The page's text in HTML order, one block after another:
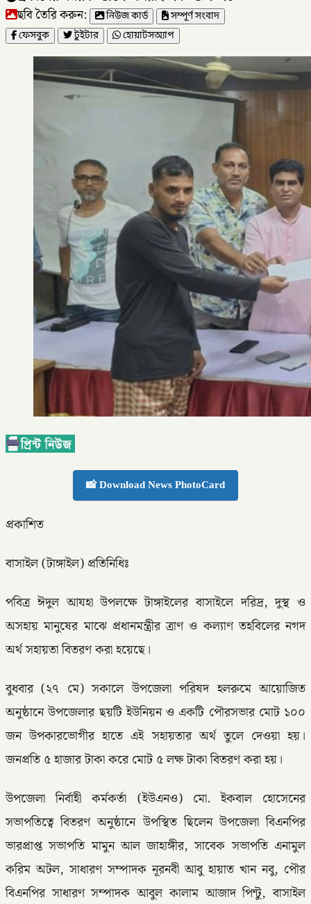
ছবি তৈরি করুন: নিউজ কার্ড
সম্পূর্ণ সংবাদ
ফেসবুক
টুইটার হোয়াটসঅ্যাপ
📸 Download News PhotoCard
প্রকাশিত
বাসাইল (টাঙ্গাইল) প্রতিনিধিঃ
পবিত্র ঈদুল আযহা উপলক্ষে টাঙ্গাইলের বাসাইলে দরিদ্র, দুস্থ ও
অসহায় মানুষের মাঝে প্রধানমন্ত্রীর ত্রাণ ও কল্যাণ তহবিলের নগদ
অর্থ সহায়তা বিতরণ করা হয়েছে।
​বুধবার (২৭ মে) সকালে উপজেলা পরিষদ হলরুমে আয়োজিত
অনুষ্ঠানে উপজেলার ছয়টি ইউনিয়ন ও একটি পৌরসভার মোট ১০০
জন উপকারভোগীর হাতে এই সহায়তার অর্থ তুলে দেওয়া হয়।
জনপ্রতি ৫ হাজার টাকা করে মোট ৫ লক্ষ টাকা বিতরণ করা হয়।
​উপজেলা নির্বাহী কর্মকর্তা (ইউএনও) মো. ইকবাল হোসেনের
সভাপতিত্বে বিতরণ অনুষ্ঠানে উপস্থিত ছিলেন উপজেলা বিএনপির
ভারপ্রাপ্ত সভাপতি মামুন আল জাহাঙ্গীর, সাবেক সভাপতি এনামুল
করিম অটল, সাধারণ সম্পাদক নূরনবী আবু হায়াত খান নবু, পৌর
বিএনপির সাধারণ সম্পাদক আবুল কালাম আজাদ পিন্টু, বাসাইল